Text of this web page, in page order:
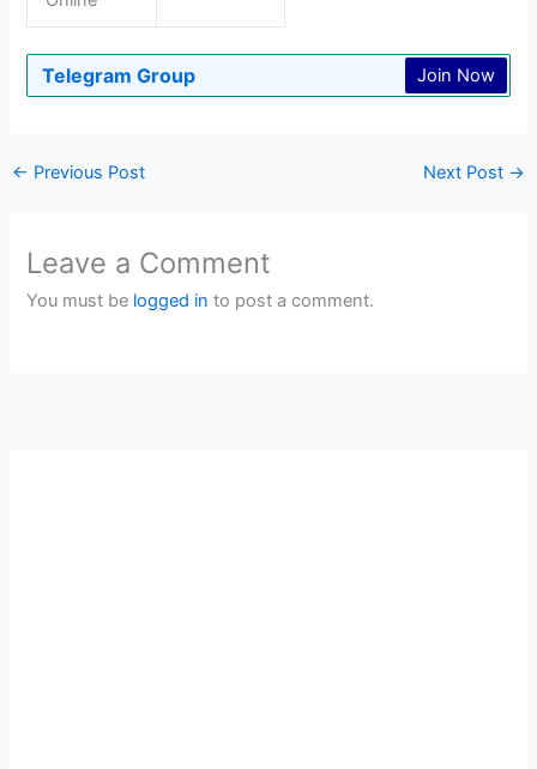
Telegram Group Join Now
← Previous Post Next Post →
Leave a Comment
You must be logged in to post a comment.